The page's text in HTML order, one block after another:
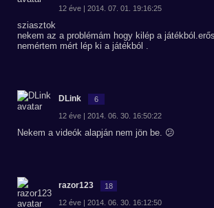
12 éve | 2014. 07. 01. 19:16:25
sziasztok
nekem az a problémám hogy kilép a
nemértem mért lép ki a játékból .
DLink 6
12 éve | 2014. 06. 30. 16:50:22
Nekem a videók alapján nem jön be. 😕
razor123 18
12 éve | 2014. 06. 30. 16:12:50